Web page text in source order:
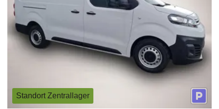
Standort Zentrallager